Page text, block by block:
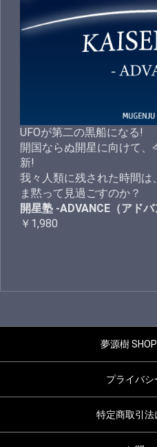
UFOが第二の黒船になる!
開国ならぬ開星に向けて
新!
我々人類に残された時間は
ま黙って見過ごすのか？
開星塾 -ADVANCE（アド
￥1,980
夢源樹
プライバシ
特定商取引